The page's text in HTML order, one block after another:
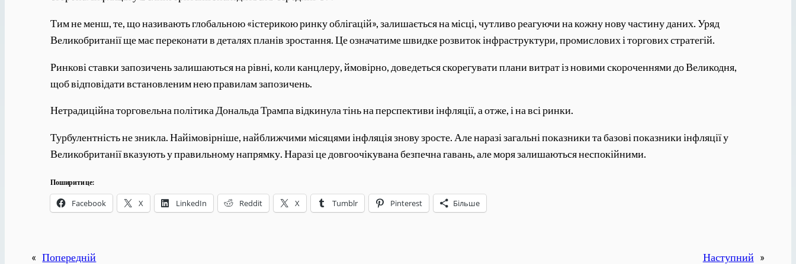
Тим не менш, те, що називають глобальною «істерикою ринку облігацій», залишається на місці, чутливо реагуючи на кожну нову частину даних. Уряд
Великобританії ще має переконати в деталях планів зростання. Це означатиме швидке розвиток інфраструктури, промислових і торгових стратегій.
Ринкові ставки запозичень залишаються на рівні, коли канцлеру, ймовірно, доведеться скорегувати плани витрат із новими скороченнями до Великодня,
щоб відповідати встановленим нею правилам запозичень.
Нетрадиційна торговельна політика Дональда Трампа відкинула тінь на перспективи інфляції, а отже, і на всі ринки.
Турбулентність не зникла. Найімовірніше, найближчими місяцями інфляція знову зросте. Але наразі загальні показники та базові показники інфляції у
Великобританії вказують у правильному напрямку. Наразі це довгоочікувана безпечна гавань, але моря залишаються неспокійними.
Поширити це:
Facebook X LinkedIn Reddit X Tumblr Pinterest Більше
« Попередній Наступний »